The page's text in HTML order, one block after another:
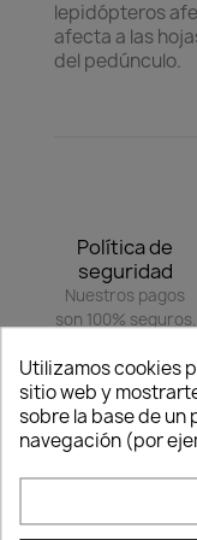
lepidópteros
afecta a las
del pedúnculo.
Política de
seguridad
Nuestros pagos
son 100% seguros.
Compartir
Utilizamos cookies
sitio web y
sobre la base de
navegación (por